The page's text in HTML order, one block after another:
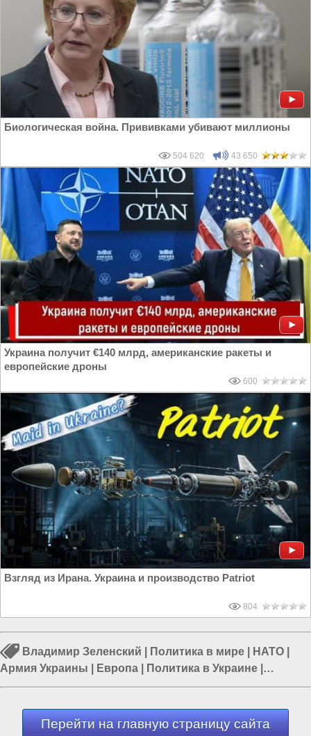
Биологическая война. Прививками убивают миллионы
504 620 43 650
Украина получит €140 млрд, американские ракеты и
европейские дроны
600
Взгляд из Ирана. Украина и производство Patriot
804
Владимир Зеленский Политика в мире НАТО
Армия Украины
Европа Политика в Украине
Политика в Европе
Перейти на главную страницу сайта